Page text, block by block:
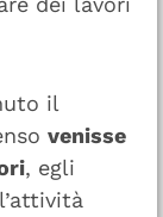
il
venisse
, egli